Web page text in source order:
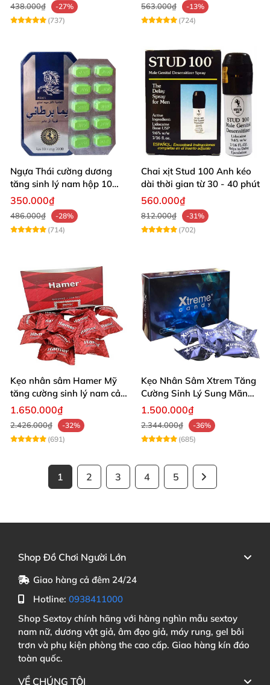
438.000₫
-27%
(737)
563.000₫
-13%
(724)
Ngựa Thái cường dương
tăng sinh lý nam hộp 10
viên cao cấp chuẩn Thái
350.000₫
486.000₫
-28%
(714)
Chai xịt Stud 100 Anh kéo
dài thời gian từ 30 - 40 phút
560.000₫
812.000₫
-31%
(702)
Kẹo nhân sâm Hamer Mỹ
tăng cường sinh lý nam cải
thiện sức khỏe
1.650.000₫
2.426.000₫
-32%
(691)
Kẹo Nhân Sâm Xtrem Tăng
Cường Sinh Lý Sung Mãn
Khi Lâm Trận
1.500.000₫
2.344.000₫
-36%
(685)
1 2 3 4 5
Shop Đồ Chơi Người Lớn
Giao hàng cả đêm 24/24
Hotline: 0938411000
Shop Sextoy chính hãng với hàng nghìn mẫu sextoy
nam nữ, dương vật giả, âm đạo giả, máy rung, gel bôi
trơn và phụ kiện phòng the cao cấp. Giao hàng kín đáo
toàn quốc.
VỀ CHÚNG TÔI